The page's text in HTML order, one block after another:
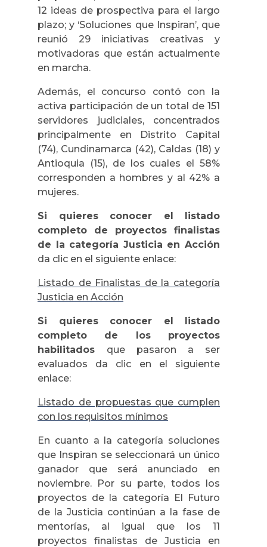
12 ideas de prospectiva para el largo
plazo; y ‘Soluciones que Inspiran’, que
reunió 29 iniciativas creativas y
motivadoras que están actualmente
en marcha.
Además, el concurso contó con la
activa participación de un total de 151
servidores judiciales, concentrados
principalmente en Distrito Capital
(74), Cundinamarca (42), Caldas (18) y
Antioquia (15), de los cuales el 58%
corresponden a hombres y al 42% a
mujeres.
Si quieres conocer el listado
completo de proyectos finalistas
de la categoría Justicia en Acción
da clic en el siguiente enlace:
Listado de Finalistas de la categoría
Justicia en Acción
Si quieres conocer el listado
completo de los proyectos
habilitados que pasaron a ser
evaluados da clic en el siguiente
enlace:
Listado de propuestas que cumplen
con los requisitos mínimos
En cuanto a la categoría soluciones
que Inspiran se seleccionará un único
ganador que será anunciado en
noviembre. Por su parte, todos los
proyectos de la categoría El Futuro
de la Justicia continúan a la fase de
mentorías, al igual que los 11
proyectos finalistas de Justicia en